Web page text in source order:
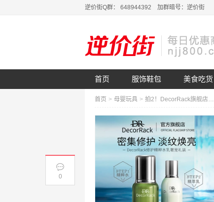
逆价街Q群： 648944392 加群暗号：逆价街
首页 服饰鞋包 美食吃货
首页 > 母婴玩具 > 拍2！DecorRack旗舰店！舒缓修护精粹水乳
0